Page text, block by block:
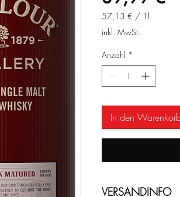
57,13 € / 1l
57,13 €
pro
1
Liter
inkl. MwSt.
Anzahl *
In den
VERSANDINFO